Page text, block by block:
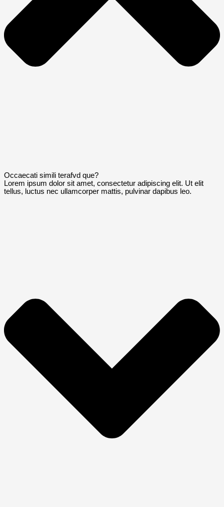
Occaecati simili terafvd que?
Lorem ipsum dolor sit amet, consectetur adipiscing elit. Ut elit
tellus, luctus nec ullamcorper mattis, pulvinar dapibus leo.